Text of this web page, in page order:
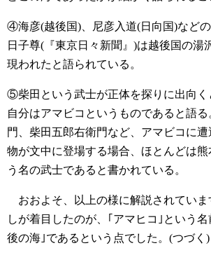
④海彦(越後国)、尼彦入道(日向国)など
日子尊(『東京日々新聞』)は越後国の湯
現われたと語られている。
⑤柴田という武士が正体を探りに出向く
自分はアマビコというものであると語
門、柴田五郎右衛門など、アマビコに遭
物が文中に登場する場合、ほとんどは熊
う名の武士であると書かれている。
おおよそ、以上の様に解説されていま
しが着目したのが、｢アマヒコ｣という
後の海｣であるという点でした。(つづく)